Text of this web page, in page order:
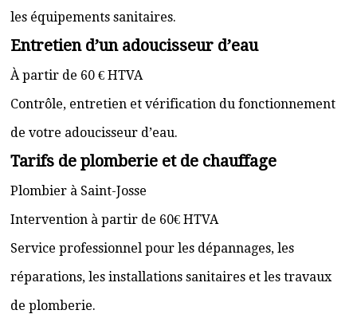
les équipements sanitaires.
Entretien d’un adoucisseur d’eau
À partir de 60 € HTVA
Contrôle, entretien et vérification du fonctionnement
de votre adoucisseur d’eau.
Tarifs de plomberie et de chauffage
Plombier à Saint-Josse
Intervention à partir de 60€ HTVA
Service professionnel pour les dépannages, les
réparations, les installations sanitaires et les travaux
de plomberie.